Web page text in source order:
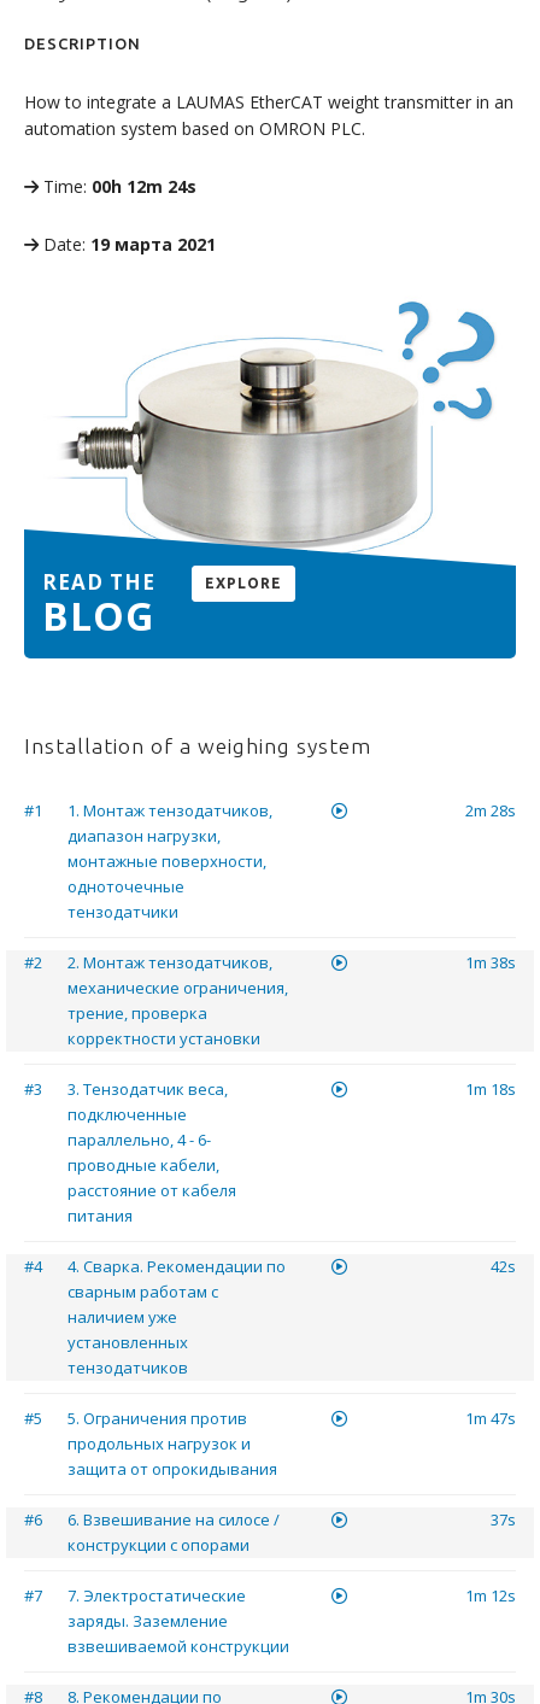
DESCRIPTION
How to integrate a LAUMAS EtherCAT weight transmitter in an
automation system based on OMRON PLC.
Time: 00h 12m 24s
Date: 19 марта 2021
READ THE
BLOG
EXPLORE
Installation of a weighing system
#1
1. Монтаж тензодатчиков,
диапазон нагрузки,
монтажные поверхности,
одноточечные
тензодатчики
2m 28s
#2
2. Монтаж тензодатчиков,
механические ограничения,
трение, проверка
корректности установки
1m 38s
#3
3. Тензодатчик веса,
подключенные
параллельно, 4 - 6-
проводные кабели,
расстояние от кабеля
питания
1m 18s
#4
4. Сварка. Рекомендации по
сварным работам с
наличием уже
установленных
тензодатчиков
42s
#5
5. Ограничения против
продольных нагрузок и
защита от опрокидывания
1m 47s
#6
6. Взвешивание на силосе /
конструкции с опорами
37s
#7
7. Электростатические
заряды. Заземление
взвешиваемой конструкции
1m 12s
#8 8. Рекомендации по 1m 30s